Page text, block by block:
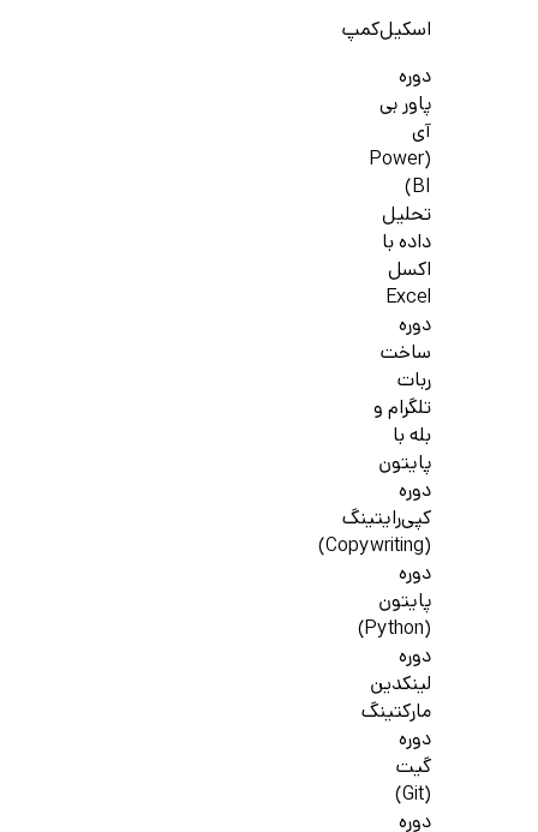
اسکیل‌کمپ
دوره
پاور بی
آی
(Power
BI)
تحلیل
داده با
اکسل
Excel
دوره
ساخت
ربات
تلگرام و
بله با
پایتون
دوره
کپی‌رایتینگ
(Copywriting)
دوره
پایتون
(Python)
دوره
لینکدین
مارکتینگ
دوره
گیت
(Git)
دوره